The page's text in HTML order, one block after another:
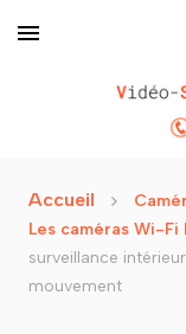
Accueil
Les caméras Wi-Fi
surveillance
mouvement